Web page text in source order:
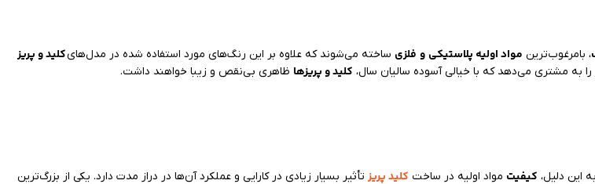
، بامرغوب‌ترین مواد اولیه پلاستیکی و فلزی ساخته می‌شوند که علاوه بر این رنگ‌های مورد استفاده شده در مدل‌هایکلید و پریز
به مشتری می‌دهد که با خیالی آسوده سالیان سال، کلید و پریزها ظاهری بی‌نقص و زیبا خواهند داشت.
این دلیل، کیفیت مواد اولیه در ساخت کلید پریز تأثیر بسیار زیادی در کارایی و عملکرد آن‌ها در دراز مدت دارد. یکی از بزرگ‌ترین